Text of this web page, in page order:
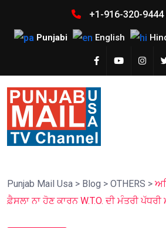
+1-916-320-9444
Punjabi English
Punjab Mail Usa > Blog > OTHERS >
ਫ਼ੈਸਲਾ ਨਾ ਹੋਣ ਕਾਰਨ W.T.O. ਦੀ ਮੰਤਰੀ ਪੱਧਰੀ